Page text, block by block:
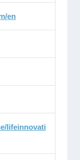
en
lifeinnovati